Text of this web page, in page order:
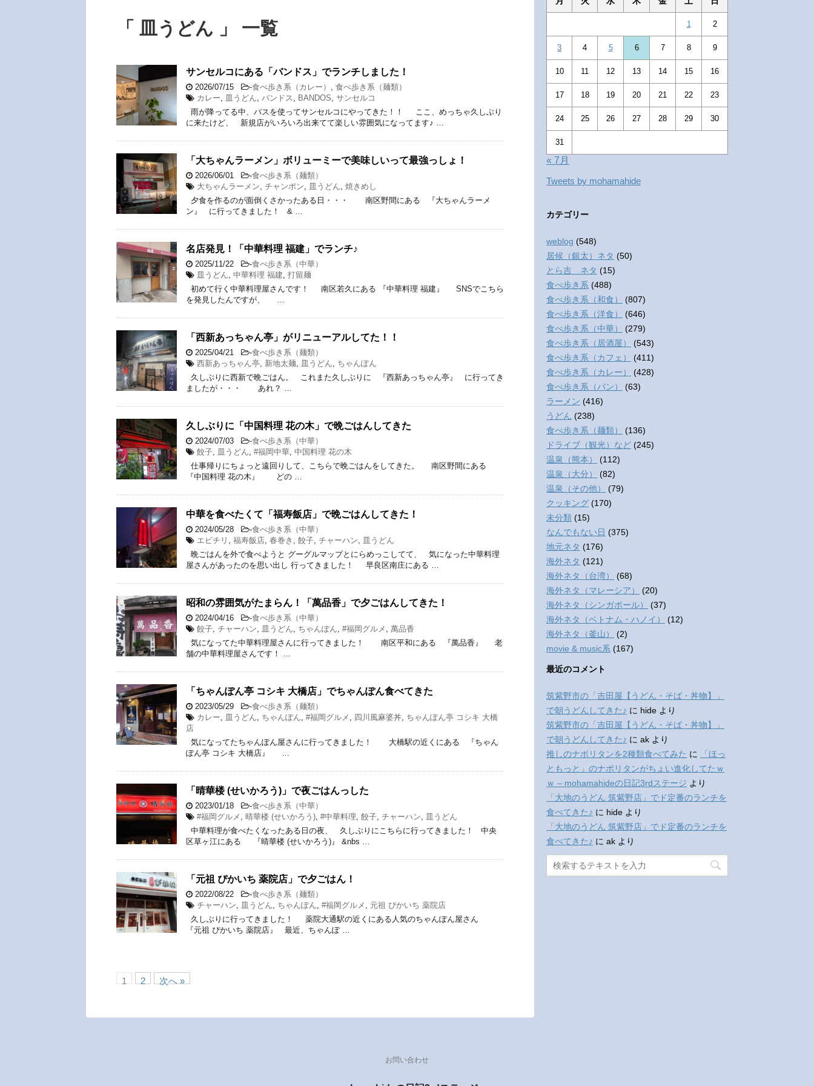
「 皿うどん 」 一覧
サンセルコにある「バンドス」でランチしました！
2026/07/15 -食べ歩き系（カレー） , 食べ歩き系（麺類）
カレー, 皿うどん, バンドス , BANDOS, サンセルコ
雨が降ってる中、バスを使ってサンセルコにやってきた！！ ここ、めっちゃ久しぶり
に来たけど、 新規店がいろいろ出来てて楽しい雰囲気になってます♪ …
「大ちゃんラーメン」ボリューミーで美味しいって最強っしょ！
2026/06/01 -食べ歩き系（麺類）
大ちゃんラーメン, チャンポン, 皿うどん, 焼きめし
夕食を作るのが面倒くさかったある日・・・ 南区野間にある 『大ちゃんラーメ
ン』 に行ってきました！ & …
名店発見！「中華料理 福建」でランチ♪
2025/11/22 -食べ歩き系（中華）
皿うどん, 中華料理 福建, 打留麺
初めて行く中華料理屋さんです！ 南区若久にある 『中華料理 福建』 SNSでこちら
を発見したんですが、 …
「西新あっちゃん亭」がリニューアルしてた！！
2025/04/21 -食べ歩き系（麺類）
西新あっちゃん亭, 新地太麺, 皿うどん, ちゃんぽん
久しぶりに西新で晩ごはん。 これまた久しぶりに 『西新あっちゃん亭』 に行ってき
ましたが・・・ あれ？ …
久しぶりに「中国料理 花の木」で晩ごはんしてきた
2024/07/03 -食べ歩き系（中華）
餃子, 皿うどん, #福岡中華, 中国料理 花の木
仕事帰りにちょっと遠回りして、こちらで晩ごはんをしてきた。 南区野間にある
『中国料理 花の木』 どの …
中華を食べたくて「福寿飯店」で晩ごはんしてきた！
2024/05/28 -食べ歩き系（中華）
エビチリ , 福寿飯店, 春巻き , 餃子, チャーハン, 皿うどん
晩ごはんを外で食べようと グーグルマップとにらめっこしてて、 気になった中華料理
屋さんがあったのを思い出し 行ってきました！ 早良区南庄にある …
昭和の雰囲気がたまらん！「萬品香」で夕ごはんしてきた！
2024/04/16 -食べ歩き系（中華）
餃子, チャーハン, 皿うどん, ちゃんぽん, #福岡グルメ , 萬品香
気になってた中華料理屋さんに行ってきました！ 南区平和にある 『萬品香』 老
舗の中華料理屋さんです！ …
「ちゃんぽん亭 コシキ 大橋店」でちゃんぽん食べてきた
2023/05/29 -食べ歩き系（麺類）
カレー, 皿うどん, ちゃんぽん, #福岡グルメ , 四川風麻婆丼, ちゃんぽん亭 コシキ 大橋
店
気になってたちゃんぽん屋さんに行ってきました！ 大橋駅の近くにある 『ちゃん
ぽん亭 コシキ 大橋店』 …
「晴華楼 (せいかろう)」で夜ごはんっした
2023/01/18 -食べ歩き系（中華）
#福岡グルメ , 晴華楼 (せいかろう), #中華料理, 餃子, チャーハン, 皿うどん
中華料理が食べたくなったある日の夜、 久しぶりにこちらに行ってきました！ 中央
区草ヶ江にある 『晴華楼 (せいかろう)』 &nbs …
「元祖 ぴかいち 薬院店」で夕ごはん！
2022/08/22 -食べ歩き系（麺類）
チャーハン, 皿うどん, ちゃんぽん, #福岡グルメ , 元祖 ぴかいち 薬院店
久しぶりに行ってきました！ 薬院大通駅の近くにある人気のちゃんぽん屋さん
『元祖 ぴかいち 薬院店』 最近、ちゃんぽ …
1 2 次へ »
1 2
3 4 5 6 7 8 9
10 11 12 13 14 15 16
17 18 19 20 21 22 23
24 25 26 27 28 29 30
31
« 7月
Tweets by mohamahide
カテゴリー
weblog (548)
居候（銀太）ネタ (50)
とら吉 ネタ (15)
食べ歩き系 (488)
食べ歩き系（和食）
(807)
食べ歩き系（洋食）
(646)
食べ歩き系（中華）
(279)
食べ歩き系（居酒屋）
(543)
食べ歩き系（カフェ）
(411)
食べ歩き系（カレー）
(428)
食べ歩き系（パン）
(63)
ラーメン (416)
うどん (238)
食べ歩き系（麺類）
(136)
ドライブ（観光）など (245)
温泉（熊本）
(112)
温泉（大分）
(82)
温泉（その他）
(79)
クッキング (170)
未分類 (15)
なんでもない日 (375)
地元ネタ (176)
海外ネタ (121)
海外ネタ（台湾）
(68)
海外ネタ（マレーシア）
(20)
海外ネタ（シンガポール）
(37)
海外ネタ（ベトナム・ハノイ）
(12)
海外ネタ（釜山）
(2)
movie & music系 (167)
最近のコメント
筑紫野市の「吉田屋【うどん・そば・丼物】」
で朝うどんしてきた♪ に hide より
筑紫野市の「吉田屋【うどん・そば・丼物】」
で朝うどんしてきた♪ に ak より
推しのナポリタンを2種類食べてみた に
「ほっ
ともっと」のナポリタンがちょい進化してたｗ
ｗ – mohamahideの日記3rdステージ より
「大地のうどん 筑紫野店」でド定番のランチを
食べてきた♪ に hide より
「大地のうどん 筑紫野店」でド定番のランチを
食べてきた♪ に ak より
お問い合わせ